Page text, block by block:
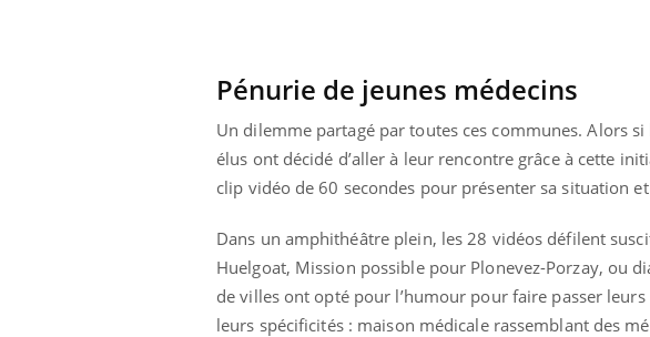
Pénurie de jeunes médecins
Un dilemme partagé par toutes ces communes. Alors
élus ont décidé d’aller à leur rencontre grâce à cette
clip vidéo de 60 secondes pour présenter sa situation
Dans un amphithéâtre plein, les 28 vidéos défilent
Huelgoat, Mission possible pour Plonevez-Porzay, ou
de villes ont opté pour l’humour pour faire passer
leurs spécificités : maison médicale rassemblant des
Diabète & Ramadan 2026Youtube
Le Ramadan approche, et, pour de
diabète, c'est une période de questions, de
défis, mais ...
Youtube
Un « jumeau
faciliter l’accès à la
préventiveYoutube
Un établissement lié à
mutualiste innove en
santé : l'utilisation d'un
numérique » permet ...